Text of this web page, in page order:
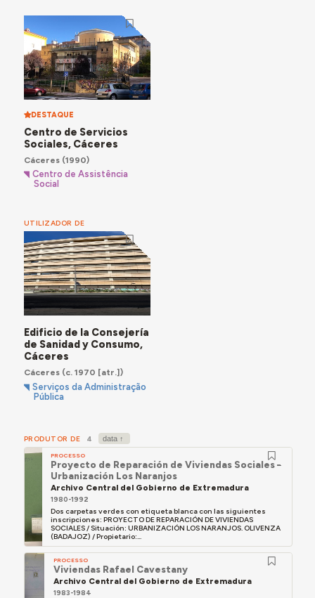
DESTAQUE
Centro de Servicios
Sociales, Cáceres
Cáceres(1990)
Centro de Assistência
Social
UTILIZADOR DE
Edificio de la Consejería
de Sanidad y Consumo,
Cáceres
Cáceres(c. 1970 [atr.])
Serviços da Administração
Pública
PRODUTOR DE 4
PROCESSO
Proyecto de Reparación de Viviendas Sociales –
Urbanización Los Naranjos
Archivo Central del Gobierno de Extremadura
1980-1992
Dos carpetas verdes con etiqueta blanca con las siguientes
inscripciones: PROYECTO DE REPARACIÓN DE VIVIENDAS
SOCIALES / Situación: URBANIZACIÓN LOS NARANJOS. OLIVENZA
(BADAJOZ) / Propietario:...
PROCESSO
Viviendas Rafael Cavestany
Archivo Central del Gobierno de Extremadura
1983-1984